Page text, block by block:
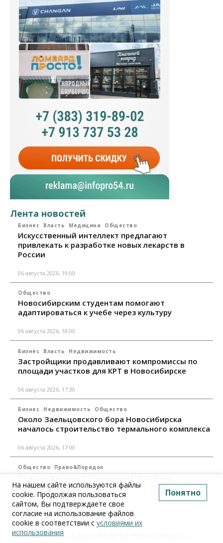
Лента новостей
Бизнес Власть Медицина Общество
Искусственный интеллект предлагают
привлекать к разработке новых лекарств в
России
06 августа 2026, 19:00
Общество
Новосибирским студентам помогают
адаптироваться к учебе через культуру
06 августа 2026, 18:00
Бизнес Власть Недвижимость
Застройщики продавливают компромиссы по
площади участков для КРТ в Новосибирске
06 августа 2026, 17:30
Бизнес Недвижимость Общество
Около Заельцовского бора Новосибирска
началось строительство термального комплекса
06 августа 2026, 17:00
Общество Право&Порядок
Подозреваемых в похищении человека
задержали в Новосибирске
06 августа 2026, 16:15
Общество
Пенсионеры старше 80 лет в Новосибирской
На нашем сайте используются файлы
cookie. Продолжая пользоваться
сайтом, Вы подтверждаете свое
согласие на использование файлов
cookie в соответствии с условиями их
использования
Понятно